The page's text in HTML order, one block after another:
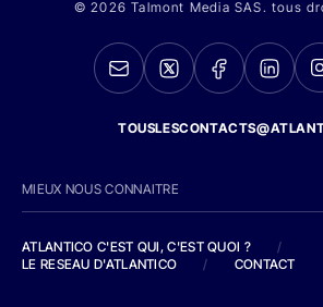
© 2026 Talmont Media SAS. tous
MIEUX NOUS CONNAITRE
ATLANTICO C'EST QUI, C'EST QUOI ?
/
LE RESEAU D'ATLANTICO
/ CONTACT